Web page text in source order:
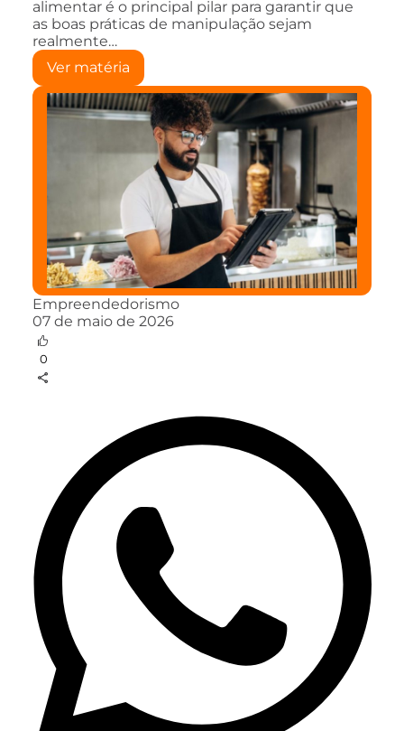
alimentar é o principal pilar para garantir que
as boas práticas de manipulação sejam
realmente…
Ver matéria
Empreendedorismo
07 de maio de 2026
0